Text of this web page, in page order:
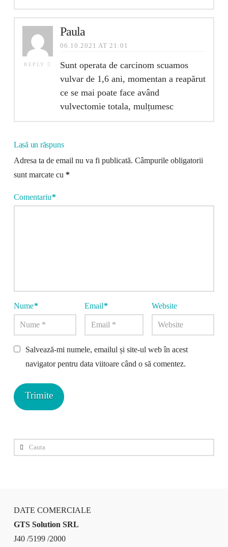
REPLY
Paula
06.10.2021 AT 21:01
Sunt operata de carcinom scuamos
vulvar de 1,6 ani, momentan a reapărut
ce se mai poate face având
vulvectomie totala, mulțumesc
Lasă un răspuns
Adresa ta de email nu va fi publicată. Câmpurile obligatorii
sunt marcate cu *
Comentariu*
Nume* Email* Website
Salvează-mi numele, emailul și site-ul web în acest
navigator pentru data viitoare când o să comentez.
Cauta
DATE COMERCIALE
GTS Solution SRL
J40 /5199 /2000